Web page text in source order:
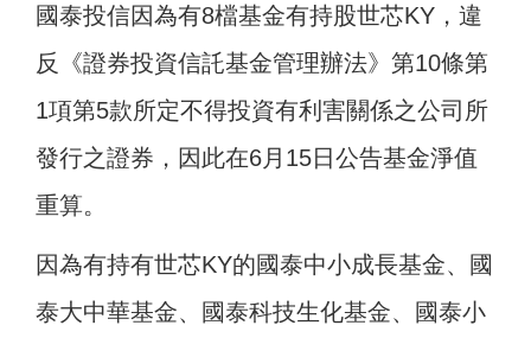
國泰投信因為有8檔基金有持股世芯KY，違
反《證券投資信託基金管理辦法》第10條第
1項第5款所定不得投資有利害關係之公司所
發行之證券，因此在6月15日公告基金淨值
重算。
因為有持有世芯KY的國泰中小成長基金、國
泰大中華基金、國泰科技生化基金、國泰小